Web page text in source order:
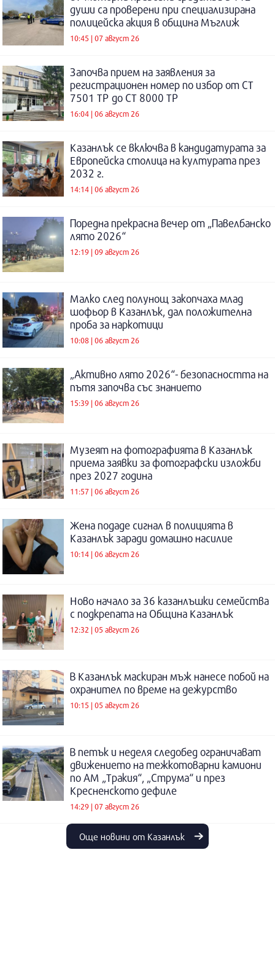
души са проверени при специализирана
полицейска акция в община Мъглиж
10:45 | 07 август 26
Започва прием на заявления за
регистрационен номер по избор от СТ
7501 ТР до СТ 8000 ТР
16:04 | 06 август 26
Казанлък се включва в кандидатурата за
Европейска столица на културата през
2032 г.
14:14 | 06 август 26
Поредна прекрасна вечер от „Павелбанско
лято 2026“
12:19 | 09 август 26
Малко след полунощ закопчаха млад
шофьор в Казанлък, дал положителна
проба за наркотици
10:08 | 06 август 26
„Активно лято 2026“- безопасността на
пътя започва със знанието
15:39 | 06 август 26
Музеят на фотографията в Казанлък
приема заявки за фотографски изложби
през 2027 година
11:57 | 06 август 26
Жена подаде сигнал в полицията в
Казанлък заради домашно насилие
10:14 | 06 август 26
Ново начало за 36 казанлъшки семейства
с подкрепата на Община Казанлък
12:32 | 05 август 26
В Казанлък маскиран мъж нанесе побой на
охранител по време на дежурство
10:15 | 05 август 26
В петък и неделя следобед ограничават
движението на тежкотоварни камиони
по АМ „Тракия“, „Струма“ и през
Кресненското дефиле
14:29 | 07 август 26
Още новини от Казанлък